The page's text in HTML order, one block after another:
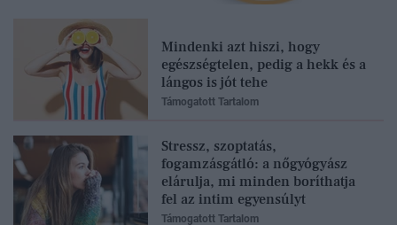
Mindenki azt hiszi, hogy
egészségtelen, pedig a hekk és a
lángos is jót tehe
Támogatott Tartalom
Stressz, szoptatás,
fogamzásgátló: a nőgyógyász
elárulja, mi minden boríthatja
fel az intim egyensúlyt
Támogatott Tartalom